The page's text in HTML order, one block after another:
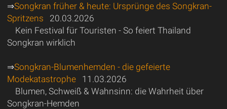
⇒Songkran früher & heute: Ursprünge des Songkran-
Spritzens 20.03.2026
Kein Festival für Touristen - So feiert Thailand
Songkran wirklich
⇒Songkran-Blumenhemden - die gefeierte
Modekatastrophe11.03.2026
Blumen, Schweiß & Wahnsinn: die Wahrheit über
Songkran-Hemden